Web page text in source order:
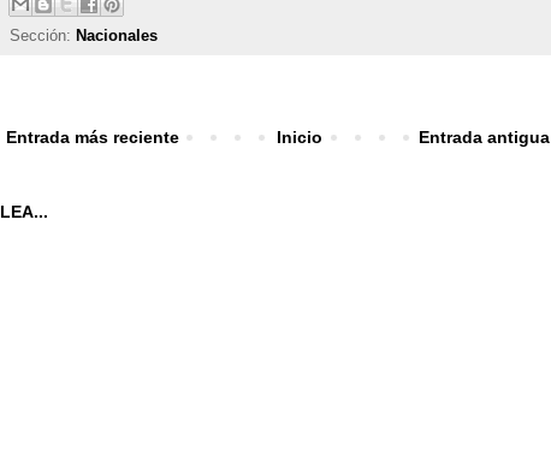
Sección: Nacionales
Entrada más reciente Entrada antigua
Inicio
LEA...